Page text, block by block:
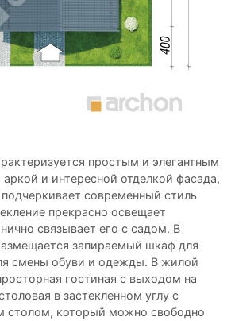
простым и элегантным
и интересной отделкой фасада,
современный стиль
прекрасно освещает
связывает его с садом. В
запираемый шкаф для
смены обуви и одежды. В жилой
гостиная с выходом на
в застекленном углу с
столом, который можно свободно